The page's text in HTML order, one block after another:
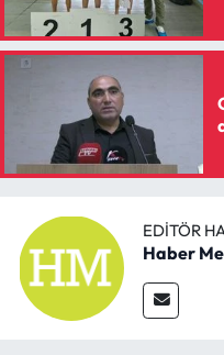
EDITÖR
Haber